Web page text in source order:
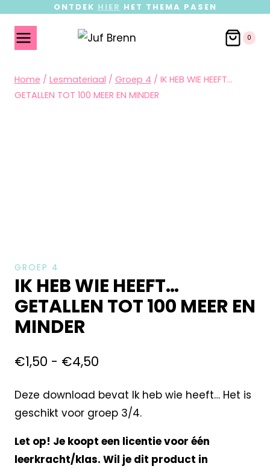
ONTDEK HIER HET THEMA PASEN
0
Home / Lesmateriaal / Groep 4 / IK HEB WIE HEEFT…
GETALLEN TOT 100 MEER EN MINDER
GROEP 4
IK HEB WIE HEEFT…
GETALLEN TOT 100 MEER EN
MINDER
€1,50 - €4,50
Deze download bevat Ik heb wie heeft… Het is
geschikt voor groep 3/4.
Let op! Je koopt een licentie voor één
leerkracht/klas. Wil je dit product in